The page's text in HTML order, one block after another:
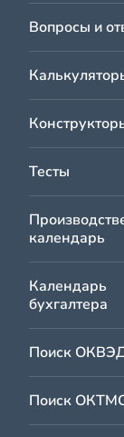
Вопросы и
Тесты
календарь
Календарь
бухгалтера
Поиск
Поиск